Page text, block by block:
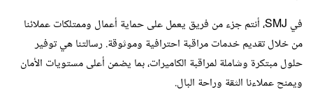
في SMJ، أنتم جزء من فريق يعمل على حماية أعمال وممتلكات عملائنا
من خلال تقديم خدمات مراقبة احترافية وموثوقة. رسالتنا هي توفير
حلول مبتكرة وشاملة لمراقبة الكاميرات، بما يضمن أعلى مستويات الأمان
ويمنح عملاءنا الثقة وراحة البال.